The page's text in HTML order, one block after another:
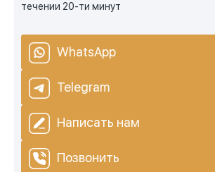
течении 20-ти минут
WhatsApp
Telegram
Написать нам
Позвонить